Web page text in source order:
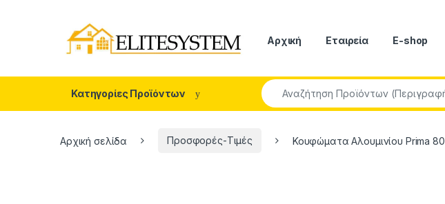
Αρχική Εταιρεία E-shop
Κατηγορίες Προϊόντων
Search for:
Αρχική σελίδα Προσφορές-Τιμές Κουφώματα Αλουμινίου Prima